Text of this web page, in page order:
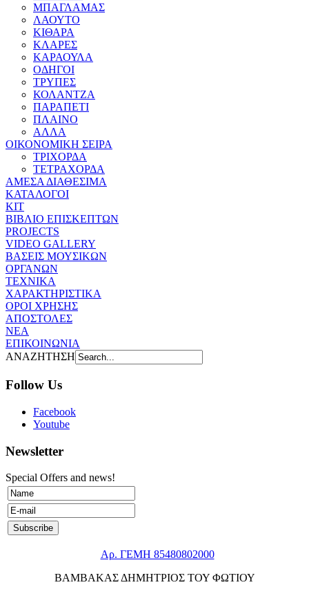
ΜΠΑΓΛΑΜΑΣ
ΛΑΟΥΤΟ
ΚΙΘΑΡΑ
ΚΛΑΡΕΣ
ΚΑΡΑΟΥΛΑ
ΟΔΗΓΟΙ
ΤΡΥΠΕΣ
ΚΟΛΑΝΤΖΑ
ΠΑΡΑΠΕΤΙ
ΠΛΑΙΝΟ
ΑΛΛΑ
ΟΙΚΟΝΟΜΙΚΗ ΣΕΙΡΑ
ΤΡΙΧΟΡΔΑ
ΤΕΤΡΑΧΟΡΔΑ
ΑΜΕΣΑ ΔΙΑΘΕΣΙΜΑ
ΚΑΤΑΛΟΓΟΙ
ΚΙΤ
ΒΙΒΛΙΟ ΕΠΙΣΚΕΠΤΩΝ
PROJECTS
VIDEO GALLERY
ΒΑΣΕΙΣ ΜΟΥΣΙΚΩΝ
ΟΡΓΑΝΩΝ
ΤΕΧΝΙΚΑ
ΧΑΡΑΚΤΗΡΙΣΤΙΚΑ
ΟΡΟΙ ΧΡΗΣΗΣ
AΠOΣΤΟΛΕΣ
ΝΕΑ
ΕΠΙΚΟΙΝΩΝΙΑ
ΑΝΑΖΗΤΗΣΗ
Follow Us
Facebook
Youtube
Newsletter
Special Offers and news!
Αρ. ΓΕΜΗ 85480802000
ΒΑΜΒΑΚΑΣ ΔΗΜΗΤΡΙΟΣ ΤΟΥ ΦΩΤΙΟΥ